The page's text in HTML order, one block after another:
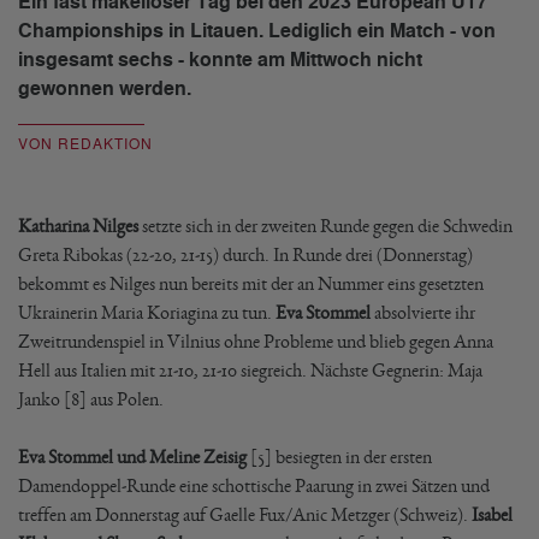
Championships in Litauen. Lediglich ein Match - von
insgesamt sechs - konnte am Mittwoch nicht
gewonnen werden.
VON REDAKTION
Katharina Nilgessetzte sich in der zweiten Runde gegen die Schwedin
Greta Ribokas (22-20, 21-15) durch. In Runde drei (Donnerstag)
bekommt es Nilges nun bereits mit der an Nummer eins gesetzten
Ukrainerin Maria Koriagina zu tun. Eva Stommel absolvierte ihr
Zweitrundenspiel in Vilnius ohne Probleme und blieb gegen Anna
Hell aus Italien mit 21-10, 21-10 siegreich. Nächste Gegnerin: Maja
Janko [8] aus Polen.
Eva Stommel und Meline Zeisig [5] besiegten in der ersten
Damendoppel-Runde eine schottische Paarung in zwei Sätzen und
treffen am Donnerstag auf Gaelle Fux/Anic Metzger (Schweiz). Isabel